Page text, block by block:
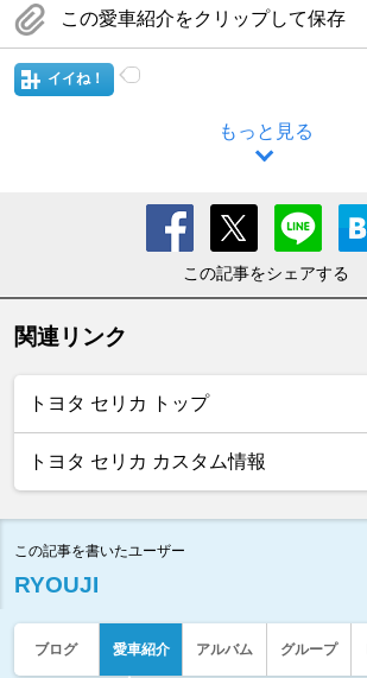
この愛車紹介をクリップして保存
イイね！
もっと見る
この記事をシェアする
関連リンク
トヨタ セリカ トップ
トヨタ セリカ カスタム情報
この記事を書いたユーザー
RYOUJI
ブログ 愛車紹介 アルバム グループ